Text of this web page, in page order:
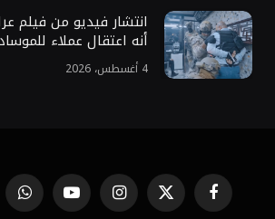
انتشار فيديو من فيلم
أنه اعتقال عملاء
4 أغسطس، 2026
فيسبوك X الانستغراميوتيوب